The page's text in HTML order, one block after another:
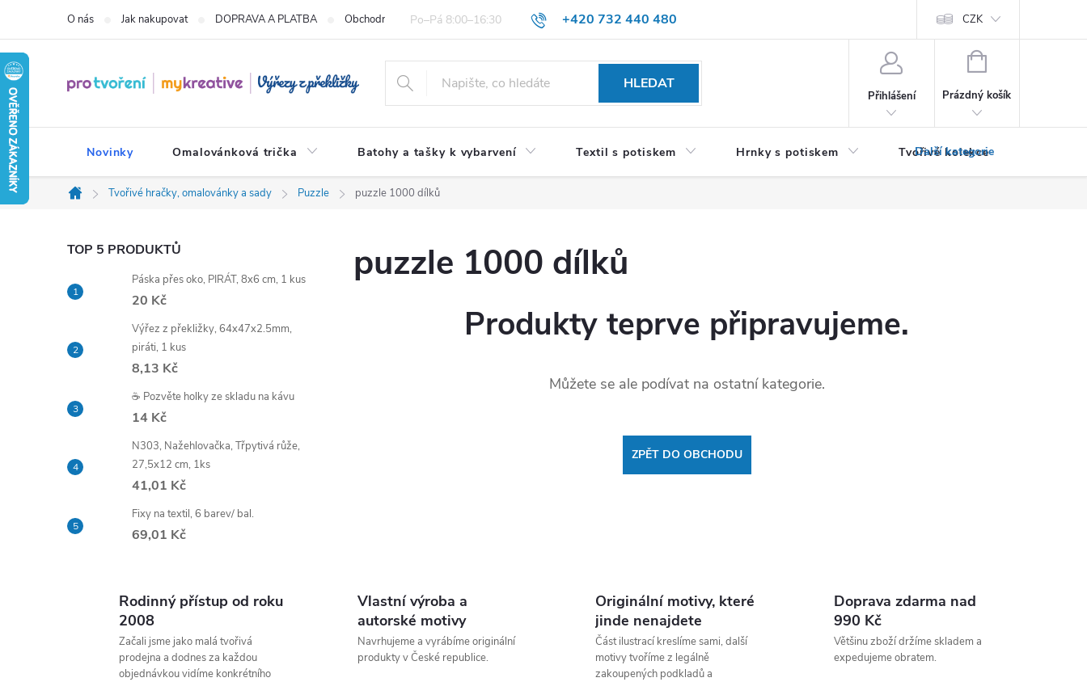
obsah
+420 732 440 480
O nás Jak nakupovat DOPRAVA A PLATBA Obchodní podmínky pro spotřebitele VŠEOBECNÉ OBCHODNÍ PODMÍNKY PRO PODNIKATELE (B2B) Podmínky ochrany osobních údajů
CZK
HLEDAT
Přihlášení
NÁKUPNÍ
Prázdný košík
Novinky Omalovánková trička Batohy a tašky k vybarvení Textil s potiskem Hrnky s potiskem Tvořivé kolekce
Domů
Tvořivé hračky, omalovánky a sady Puzzle puzzle 1000 dílků
P
o
s
r
a
n
TOP 5 PRODUKTŮ
Páska přes oko, PIRÁT, 8x6 cm, 1 kus
20 Kč
Výřez z překližky, 64x47x2.5mm,
piráti, 1 kus
8,13 Kč
☕ Pozvěte holky ze skladu na kávu
14 Kč
N303, Nažehlovačka, Třpytivá růže,
27,5x12 cm, 1ks
41,01 Kč
Fixy na textil, 6 barev/ bal.
69,01 Kč
puzzle 1000 dílků
Produkty teprve připravujeme.
Můžete se ale podívat na ostatní kategorie.
ZPĚT DO OBCHODU
Rodinný přístup od roku
2008
Začali jsme jako malá tvořivá
prodejna a dodnes za každou
objednávkou vidíme konkrétního
Vlastní výroba a
autorské motivy
Navrhujeme a vyrábíme originální
produkty v České republice.
Originální motivy, které
jinde nenajdete
Část ilustrací kreslíme sami, další
motivy tvoříme z legálně
zakoupených podkladů a
Doprava zdarma nad
990 Kč
Většinu zboží držíme skladem a
expedujeme obratem.